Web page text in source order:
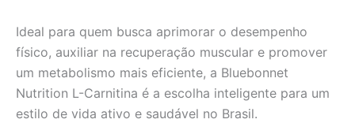
Ideal para quem busca aprimorar o desempenho
físico, auxiliar na recuperação muscular e promover
um metabolismo mais eficiente, a Bluebonnet
Nutrition L-Carnitina é a escolha inteligente para um
estilo de vida ativo e saudável no Brasil.